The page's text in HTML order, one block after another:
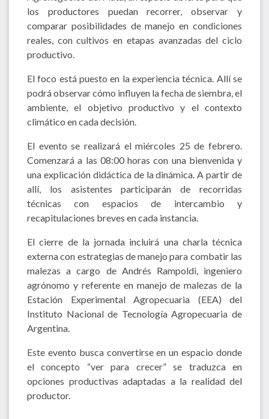
los productores puedan recorrer, observar y
comparar posibilidades de manejo en condiciones
reales, con cultivos en etapas avanzadas del ciclo
productivo.
El foco está puesto en la experiencia técnica. Allí se
podrá observar cómo influyen la fecha de siembra, el
ambiente, el objetivo productivo y el contexto
climático en cada decisión.
El evento se realizará el miércoles 25 de febrero.
Comenzará a las 08:00 horas con una bienvenida y
una explicación didáctica de la dinámica. A partir de
allí, los asistentes participarán de recorridas
técnicas con espacios de intercambio y
recapitulaciones breves en cada instancia.
El cierre de la jornada incluirá una charla técnica
externa con estrategias de manejo para combatir las
malezas a cargo de Andrés Rampoldi, ingeniero
agrónomo y referente en manejo de malezas de la
Estación Experimental Agropecuaria (EEA) del
Instituto Nacional de Tecnología Agropecuaria de
Argentina.
Este evento busca convertirse en un espacio donde
el concepto “ver para crecer” se traduzca en
opciones productivas adaptadas a la realidad del
productor.